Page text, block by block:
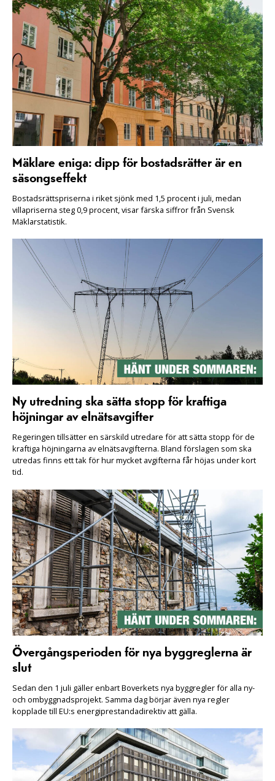
Mäklare eniga: dipp för bostadsrätter är en
säsongseffekt
Bostadsrättspriserna i riket sjönk med 1,5 procent i juli, medan
villapriserna steg 0,9 procent, visar färska siffror från Svensk
Mäklarstatistik.
Ny utredning ska sätta stopp för kraftiga
höjningar av elnätsavgifter
Regeringen tillsätter en särskild utredare för att sätta stopp för de
kraftiga höjningarna av elnätsavgifterna. Bland förslagen som ska
utredas finns ett tak för hur mycket avgifterna får höjas under kort
tid.
Övergångsperioden för nya byggreglerna är
slut
Sedan den 1 juli gäller enbart Boverkets nya byggregler för alla ny-
och ombyggnadsprojekt. Samma dag börjar även nya regler
kopplade till EU:s energiprestandadirektiv att gälla.